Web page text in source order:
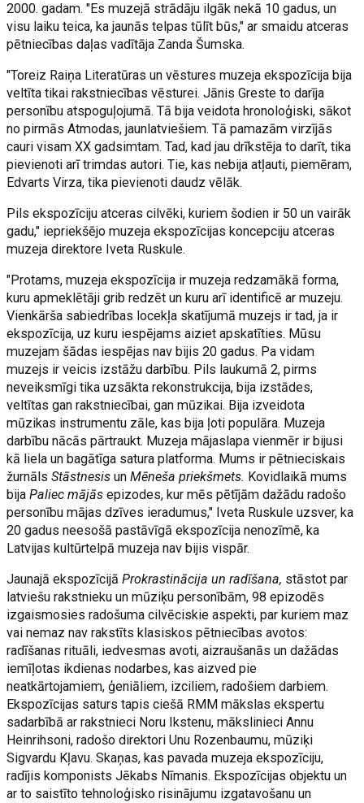
2000. gadam. "Es muzejā strādāju ilgāk nekā 10 gadus, un
visu laiku teica, ka jaunās telpas tūlīt būs," ar smaidu atceras
pētniecības daļas vadītāja Zanda Šumska.
"Toreiz Raiņa Literatūras un vēstures muzeja ekspozīcija bija
veltīta tikai rakstniecības vēsturei. Jānis Greste to darīja
personību atspoguļojumā. Tā bija veidota hronoloģiski, sākot
no pirmās Atmodas, jaunlatviešiem. Tā pamazām virzījās
cauri visam XX gadsimtam. Tad, kad jau drīkstēja to darīt, tika
pievienoti arī trimdas autori. Tie, kas nebija atļauti, piemēram,
Edvarts Virza, tika pievienoti daudz vēlāk.
Pils ekspozīciju atceras cilvēki, kuriem šodien ir 50 un vairāk
gadu," iepriekšējo muzeja ekspozīcijas koncepciju atceras
muzeja direktore Iveta Ruskule.
"Protams, muzeja ekspozīcija ir muzeja redzamākā forma,
kuru apmeklētāji grib redzēt un kuru arī identificē ar muzeju.
Vienkārša sabiedrības locekļa skatījumā muzejs ir tad, ja ir
ekspozīcija, uz kuru iespējams aiziet apskatīties. Mūsu
muzejam šādas iespējas nav bijis 20 gadus. Pa vidam
muzejs ir veicis izstāžu darbību. Pils laukumā 2, pirms
neveiksmīgi tika uzsākta rekonstrukcija, bija izstādes,
veltītas gan rakstniecībai, gan mūzikai. Bija izveidota
mūzikas instrumentu zāle, kas bija ļoti populāra. Muzeja
darbību nācās pārtraukt. Muzeja mājaslapa vienmēr ir bijusi
kā liela un bagātīga satura platforma. Mums ir pētnieciskais
žurnālsStāstnesis unMēneša priekšmets. Kovidlaikā mums
bijaPaliec mājāsepizodes, kur mēs pētījām dažādu radošo
personību mājas dzīves ieradumus," Iveta Ruskule uzsver, ka
20 gadus neesošā pastāvīgā ekspozīcija nenozīmē, ka
Latvijas kultūrtelpā muzeja nav bijis vispār.
Jaunajā ekspozīcijāProkrastinācija un radīšana, stāstot par
latviešu rakstnieku un mūziķu personībām, 98 epizodēs
izgaismosies radošuma cilvēciskie aspekti, par kuriem maz
vai nemaz nav rakstīts klasiskos pētniecības avotos:
radīšanas rituāli, iedvesmas avoti, aizraušanās un dažādas
iemīļotas ikdienas nodarbes, kas aizved pie
neatkārtojamiem, ģeniāliem, izciliem, radošiem darbiem.
Ekspozīcijas saturs tapis ciešā RMM mākslas ekspertu
sadarbībā ar rakstnieci Noru Ikstenu, mākslinieci Annu
Heinrihsoni, radošo direktori Unu Rozenbaumu, mūziķi
Sigvardu Kļavu. Skaņas, kas pavada muzeja ekspozīciju,
radījis komponists Jēkabs Nīmanis. Ekspozīcijas objektu un
ar to saistīto tehnoloģisko risinājumu izgatavošanu un